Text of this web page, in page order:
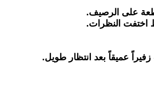
على الرصيف.
اختفت النظرات.
عميقاً بعد انتظار طويل.